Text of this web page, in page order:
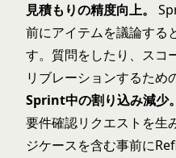
見積もりの精度向上。
前にアイテムを議論する
す。質問をしたり、スコ
リブレーションするため
Sprint中の割り込み減少。
要件確認リクエストを生
ジケースを含む事前に